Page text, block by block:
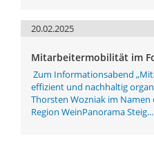
20.02.2025
Mitarbeitermobilität im
Zum Informationsabend
effizient und nachhaltig
Thorsten Wozniak im
Region WeinPanorama Steig...